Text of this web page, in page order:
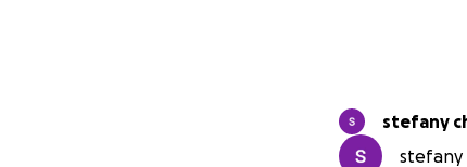
stefany
stefany